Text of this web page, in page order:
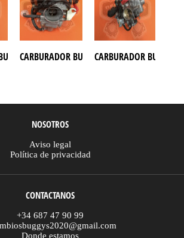
PGO 250
CARBURADOR BUGGY 150, BUGGY 250
CARBURADOR BUGGY
NOSOTROS
Aviso legal
Política de privacidad
CONTACTANOS
+34 687 47 90 99
Donde estamos